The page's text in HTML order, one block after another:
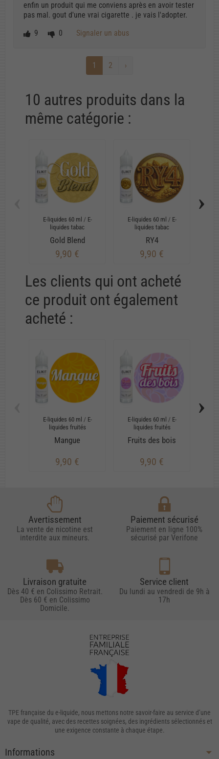
enfin un produit qui me conviens après en avoir tester
pas mal. gout d'une vrai cigarette . je vais l'adopter.
9
0 Signaler un abus
1 2 ›
10 autres produits dans la
même catégorie :
E-liquides 60 ml / E-
liquides tabac
Gold Blend
9,90 €
E-liquides 60 ml / E-
liquides tabac
RY4
9,90 €
›
Les clients qui ont acheté
ce produit ont également
acheté :
E-liquides 60 ml / E-
liquides fruités
Mangue
9,90 €
E-liquides 60 ml / E-
liquides fruités
Fruits des bois
9,90 €
›
Avertissement
La vente de nicotine est
interdite aux mineurs.
Paiement sécurisé
Paiement en ligne 100%
sécurisé par Verifone
Livraison gratuite
Dès 40 € en Colissimo Retrait.
Dès 60 € en Colissimo
Domicile.
Service client
Du lundi au vendredi de 9h à
17h
TPE française du e-liquide, nous mettons notre savoir-faire au service d’une
vape de qualité, avec des recettes soignées, des ingrédients sélectionnés et
une exigence constante à chaque étape.
Informations